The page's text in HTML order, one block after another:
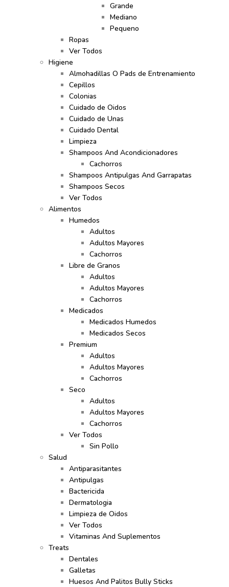
Grande
Mediano
Pequeno
Ropas
Ver Todos
Higiene
Almohadillas O Pads de Entrenamiento
Cepillos
Colonias
Cuidado de Oidos
Cuidado de Unas
Cuidado Dental
Limpieza
Shampoos And Acondicionadores
Cachorros
Shampoos Antipulgas And Garrapatas
Shampoos Secos
Ver Todos
Alimentos
Humedos
Adultos
Adultos Mayores
Cachorros
Libre de Granos
Adultos
Adultos Mayores
Cachorros
Medicados
Medicados Humedos
Medicados Secos
Premium
Adultos
Adultos Mayores
Cachorros
Seco
Adultos
Adultos Mayores
Cachorros
Ver Todos
Sin Pollo
Salud
Antiparasitantes
Antipulgas
Bactericida
Dermatologia
Limpieza de Oidos
Ver Todos
Vitaminas And Suplementos
Treats
Dentales
Galletas
Huesos And Palitos Bully Sticks